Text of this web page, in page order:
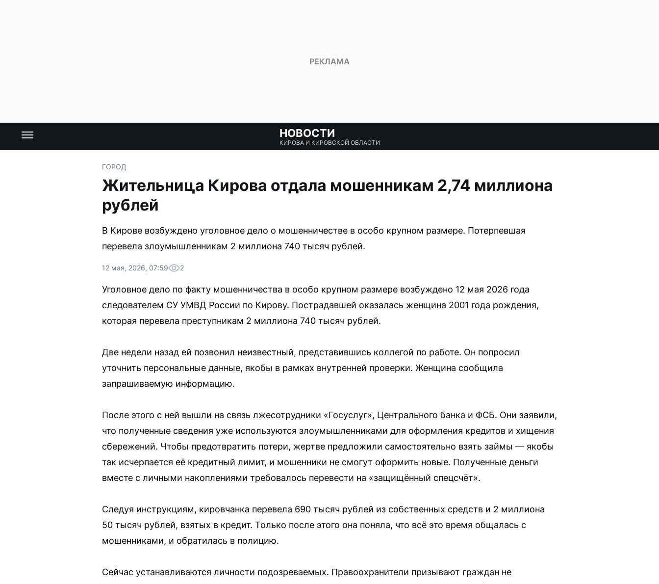
НОВОСТИ
КИРОВА И КИРОВСКОЙ ОБЛАСТИ
ГОРОД
Жительница Кирова отдала мошенникам 2,74 миллиона
рублей
В Кирове возбуждено уголовное дело о мошенничестве в особо крупном размере. Потерпевшая
перевела злоумышленникам 2 миллиона 740 тысяч рублей.
12 мая, 2026, 07:59 2
Уголовное дело по факту мошенничества в особо крупном размере возбуждено 12 мая 2026 года
следователем СУ УМВД России по Кирову. Пострадавшей оказалась женщина 2001 года рождения,
которая перевела преступникам 2 миллиона 740 тысяч рублей.
Две недели назад ей позвонил неизвестный, представившись коллегой по работе. Он попросил
уточнить персональные данные, якобы в рамках внутренней проверки. Женщина сообщила
запрашиваемую информацию.
После этого с ней вышли на связь лжесотрудники «Госуслуг», Центрального банка и ФСБ. Они заявили,
что полученные сведения уже используются злоумышленниками для оформления кредитов и хищения
сбережений. Чтобы предотвратить потери, жертве предложили самостоятельно взять займы — якобы
так исчерпается её кредитный лимит, и мошенники не смогут оформить новые. Полученные деньги
вместе с личными накоплениями требовалось перевести на «защищённый спецсчёт».
Следуя инструкциям, кировчанка перевела 690 тысяч рублей из собственных средств и 2 миллиона
50 тысяч рублей, взятых в кредит. Только после этого она поняла, что всё это время общалась с
мошенниками, и обратилась в полицию.
Сейчас устанавливаются личности подозреваемых. Правоохранители призывают граждан не